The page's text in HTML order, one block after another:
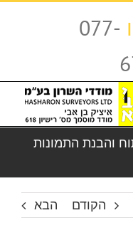
077-
והבנת התמונות
הקודם הבא